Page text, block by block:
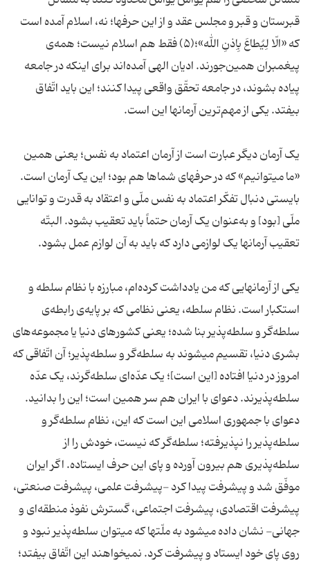
قبرستان و قبر و مجلس عقد و از این حرفها؛ نه، اسلام آمده است
که «الّا لِیُطاعَ بِاِذنِ الله»؛(۵) فقط هم اسلام نیست؛ همه‌ی
پیغمبران همین‌جورند. ادیان الهی آمده‌اند برای اینکه در جامعه
پیاده بشوند، در جامعه تحقّق واقعی پیدا کنند؛ این باید اتّفاق
بیفتد. یکی از مهم‌ترین آرمانها این است.
یک آرمان دیگر عبارت است از آرمان اعتماد به نفس؛ یعنی همین
«ما میتوانیم» که در حرفهای شماها هم بود؛ این یک آرمان است.
بایستی دنبال تفکّر اعتماد به نفس ملّی و اعتقاد به قدرت و توانایی
ملّی [بود] و به‌عنوان یک آرمان حتماً باید تعقیب بشود. البتّه
تعقیب آرمانها یک لوازمی دارد که باید به آن لوازم عمل بشود.
یکی از آرمانهایی که من یادداشت کرده‌ام، مبارزه با نظام سلطه و
استکبار است. نظام سلطه، یعنی نظامی که بر پایه‌ی رابطه‌ی
سلطه‌گر و سلطه‌پذیر بنا شده؛ یعنی کشورهای دنیا یا مجموعه‌های
بشری دنیا، تقسیم میشوند به سلطه‌گر و سلطه‌پذیر؛ آن اتّفاقی که
امروز در دنیا افتاده [این است]؛ یک عدّه‌ای سلطه‌گرند، یک عدّه
سلطه‌پذیرند. دعوای با ایران هم سر همین است؛ این را بدانید.
دعوای با جمهوری اسلامی این است که این، نظام سلطه‌گر و
سلطه‌پذیر را نپذیرفته؛ سلطه‌گر که نیست، خودش را از
سلطه‌پذیری هم بیرون آورده و پای این حرف ایستاده. اگر ایران
موفّق شد و پیشرفت پیدا کرد -پیشرفت علمی، پیشرفت صنعتی،
پیشرفت اقتصادی، پیشرفت اجتماعی، گسترش نفوذ منطقه‌ای و
جهانی- نشان داده میشود به ملّتها که میتوان سلطه‌پذیر نبود و
روی پای خود ایستاد و پیشرفت کرد. نمیخواهند این اتّفاق بیفتد؛